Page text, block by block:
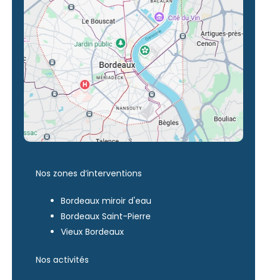
Nos zones d’interventions
Bordeaux miroir d'eau
Bordeaux Saint-Pierre
Vieux Bordeaux
Nos activités